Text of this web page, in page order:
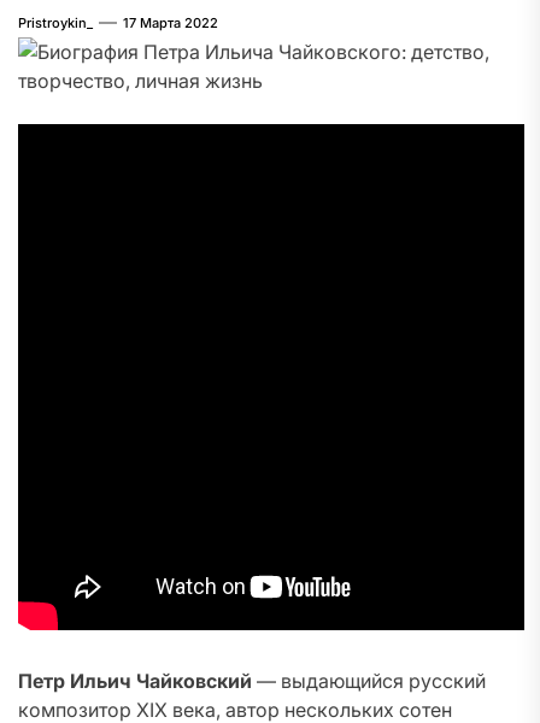
Pristroykin_ 17 Марта 2022
Петр Ильич Чайковский — выдающийся русский
композитор XIX века, автор нескольких сотен